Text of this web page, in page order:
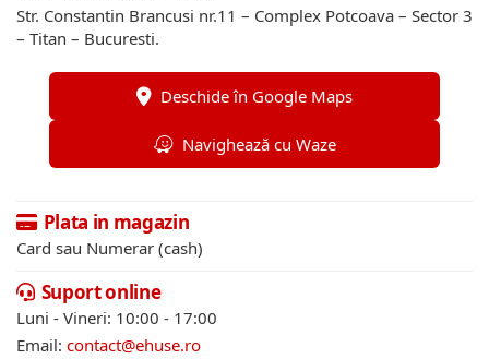
Str. Constantin Brancusi nr.11 – Complex Potcoava – Sector 3
– Titan – Bucuresti.
Deschide în Google Maps
Navighează cu Waze
Plata in magazin
Card sau Numerar (cash)
Suport online
Luni - Vineri: 10:00 - 17:00
Email: contact@ehuse.ro